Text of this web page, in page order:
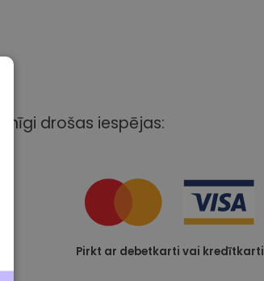
drošas iespējas:
Pirkt ar debetkarti vai kredītkarti